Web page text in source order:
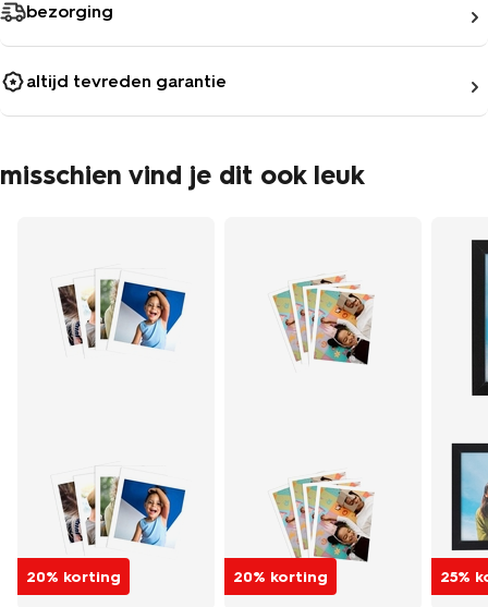
bezorging
altijd tevreden garantie
misschien vind je dit ook leuk
20% korting 20% korting 25%